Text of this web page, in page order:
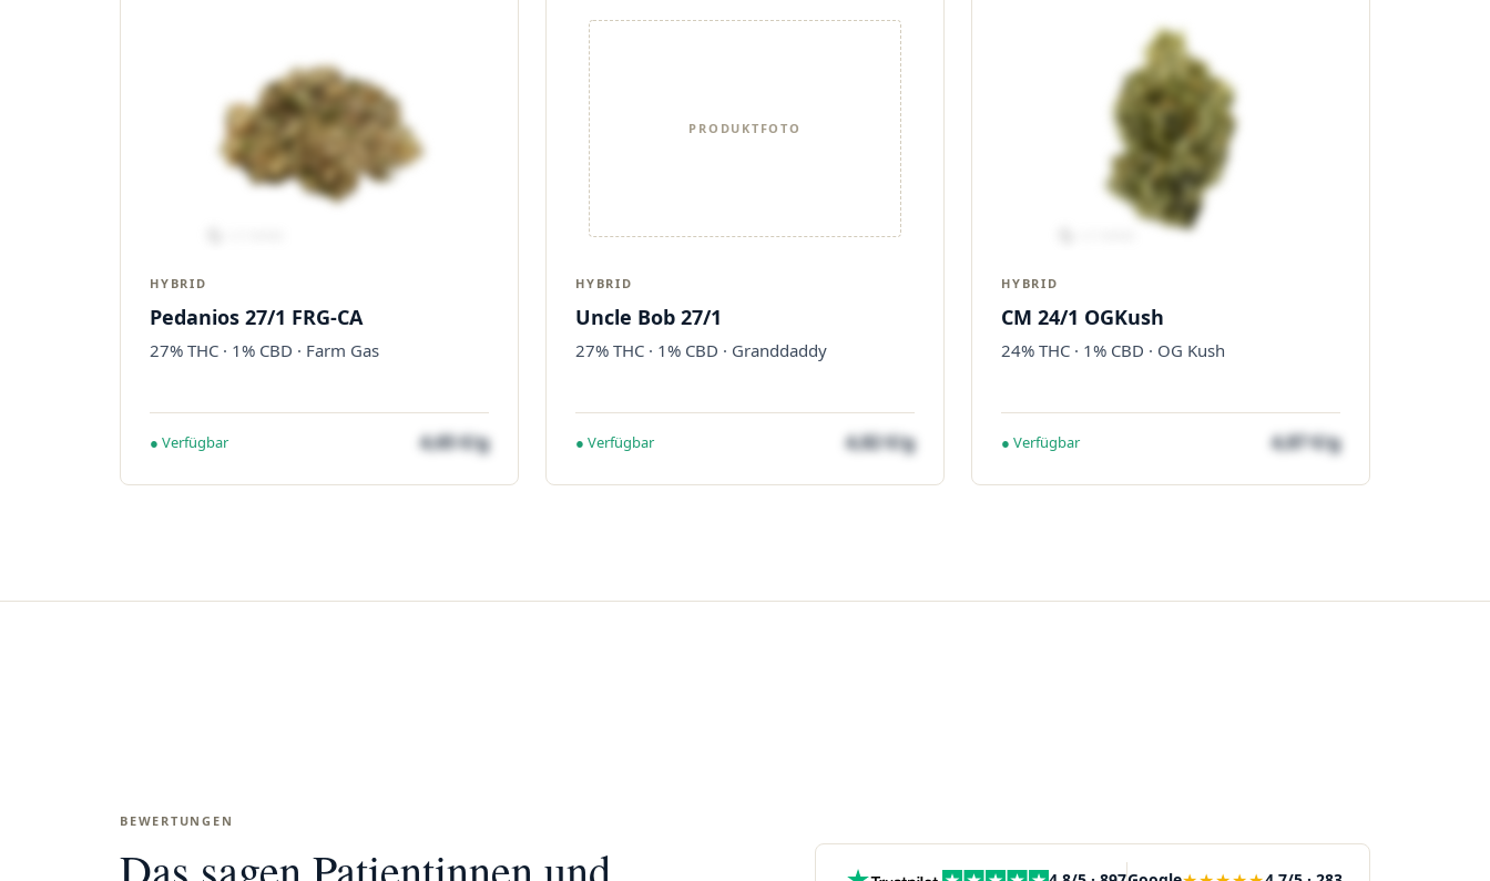
HYBRID
Pedanios 27/1 FRG-CA
27% THC · 1% CBD · Farm Gas
● Verfügbar 4,65 €/g
PRODUKTFOTO
HYBRID
Uncle Bob 27/1
27% THC · 1% CBD · Granddaddy
● Verfügbar 4,82 €/g
HYBRID
CM 24/1 OGKush
24% THC · 1% CBD · OG Kush
● Verfügbar 4,87 €/g
BEWERTUNGEN